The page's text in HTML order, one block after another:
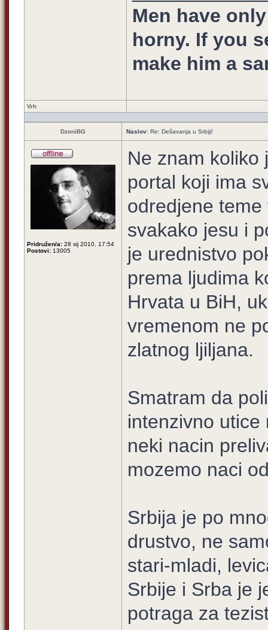
Men have
horny. If you
make him a
Vrh
DzoniBG Naslov: Re: Dešavanja u Srbiji!
Pridružen/a: 28 sij 2010, 17:54
Postovi: 13005
Ne znam koliko
portal koji ima
odredjene
svakako jesu i
je urednistvo
prema ljudima
Hrvata u BiH,
vremenom ne
zlatnog ljiljana.
Smatram da
intenzivno
neki nacin
mozemo naci
Srbija je po
drustvo, ne
stari-mladi,
Srbije i Srba je
potraga za